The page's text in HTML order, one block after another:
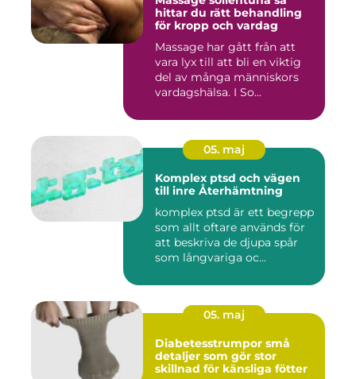
hittar du rätt behandling
för kropp och vardag
Massage har gått från att
vara lyx till att bli en viktig
del av många människors
vardagshälsa. I So...
05. maj
Komplex ptsd och vägen
till inre Återhämtning
komplex ptsd är ett begrepp
som allt oftare används för
att beskriva de djupa spår
som långvariga oc...
05. maj
Diabetesstrumpor små
detaljer som gör stor
skillnad för känsliga fötter